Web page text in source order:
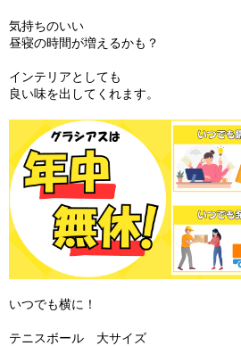
気持ちのいい
昼寝の時間が増えるかも？
インテリアとしても
良い味を出してくれます。
いつでも横に！
テニスボール 大サイズ